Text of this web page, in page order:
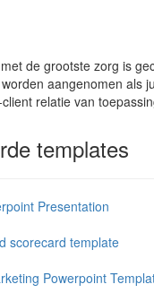
de grootste zorg is
aangenomen als
relatie van
templates
Presentation
scorecard template
Powerpoint